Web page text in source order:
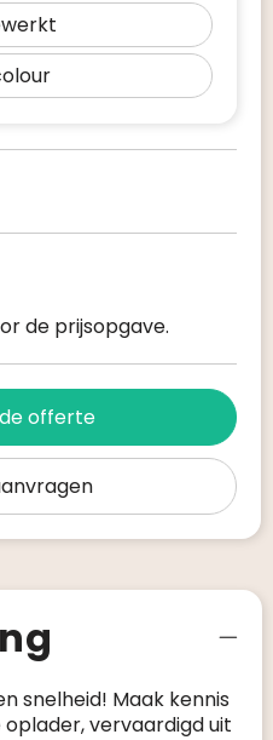
de prijsopgave.
offerte
snelheid! Maak kennis
oplader, vervaardigd uit